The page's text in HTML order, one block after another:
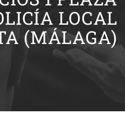
LOCAL
(MÁLAGA)